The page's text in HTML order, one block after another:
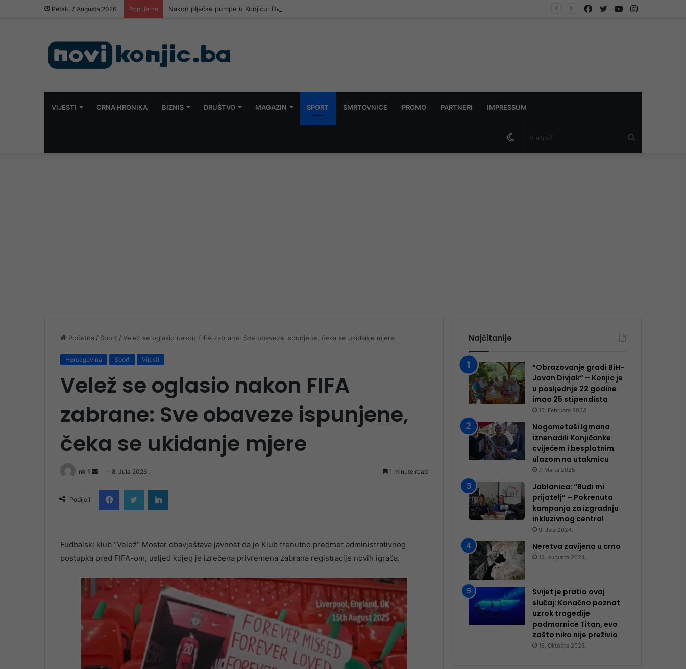
Petak, 7 Augusta 2026 Popularno Nakon pljačke pumpe u Konjicu: Dvije osobe uhapšene, obavljeni pretresi Instagram
YouTube
Twitter
Facebook
VIJESTI CRNA HRONIKA BIZNIS DRUŠTVO MAGAZIN SPORT SMRTOVNICE PROMO PARTNERI IMPRESSUM
Switch
Početna / Sport / Velež se oglasio nakon FIFA zabrane: Sve obaveze ispunjene, čeka se ukidanje mjere
Hercegovina Sport Vijesti
Velež se oglasio nakon FIFA
zabrane: Sve obaveze ispunjene,
čeka se ukidanje mjere
nk 1
Send
email
8. Jula 2026. 1 minute read
Podijeli
FacebookTwitter LinkedIn
Fudbalski klub “Velež” Mostar obavještava javnost da je Klub trenutno predmet administrativnog
postupka pred FIFA-om, usljed kojeg je izrečena privremena zabrana registracije novih igrača.
Najčitanije
“Obrazovanje gradi BiH-
Jovan Divjak“ – Konjic je
u posljednje 22 godine
imao 25 ​​stipendista
15. Februara 2023.
Nogometaši Igmana
iznenadili Konjičanke
cvijećem i besplatnim
ulazom na utakmicu
7. Marta 2025.
Jablanica: “Budi mi
prijatelj” – Pokrenuta
kampanja za izgradnju
inkluzivnog centra!
9. Jula 2024.
Neretva zavijena u crno
13. Augusta 2024.
Svijet je pratio ovaj
slučaj: Konačno poznat
uzrok tragedije
podmornice Titan, evo
zašto niko nije preživio
16. Oktobra 2025.